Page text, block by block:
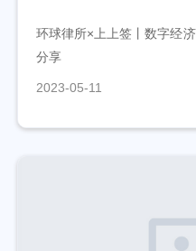
环球律所×上上签丨数字经
分享
2023-05-11